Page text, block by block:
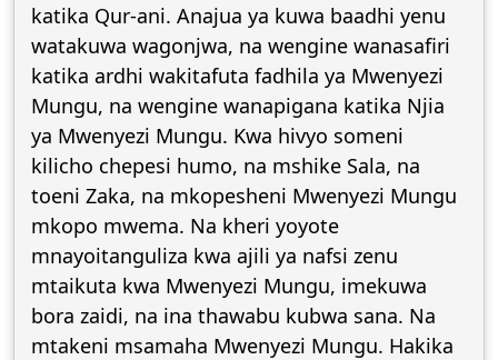
katika Qur-ani. Anajua ya kuwa baadhi yenu
watakuwa wagonjwa, na wengine wanasafiri
katika ardhi wakitafuta fadhila ya Mwenyezi
Mungu, na wengine wanapigana katika Njia
ya Mwenyezi Mungu. Kwa hivyo someni
kilicho chepesi humo, na mshike Sala, na
toeni Zaka, na mkopesheni Mwenyezi Mungu
mkopo mwema. Na kheri yoyote
mnayoitanguliza kwa ajili ya nafsi zenu
mtaikuta kwa Mwenyezi Mungu, imekuwa
bora zaidi, na ina thawabu kubwa sana. Na
mtakeni msamaha Mwenyezi Mungu. Hakika